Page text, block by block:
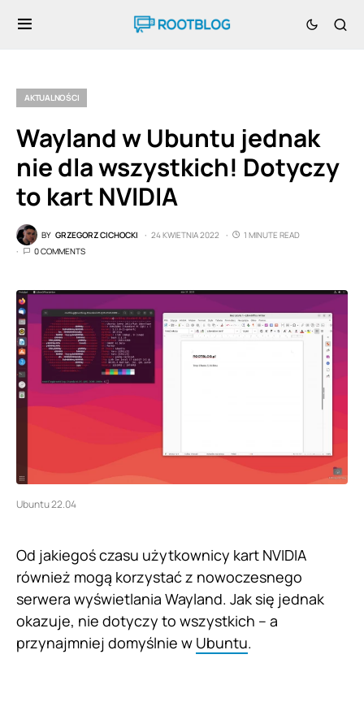
AKTUALNOŚCI
Wayland w Ubuntu jednak
nie dla wszystkich! Dotyczy
to kart NVIDIA
BY GRZEGORZ CICHOCKI 24 KWIETNIA 2022
1 MINUTE READ
0 COMMENTS
Ubuntu 22.04
Od jakiegoś czasu użytkownicy kart NVIDIA
również mogą korzystać z nowoczesnego
serwera wyświetlania Wayland. Jak się jednak
okazuje, nie dotyczy to wszystkich – a
przynajmniej domyślnie w Ubuntu.